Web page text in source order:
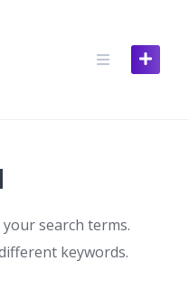
search terms.
keywords.